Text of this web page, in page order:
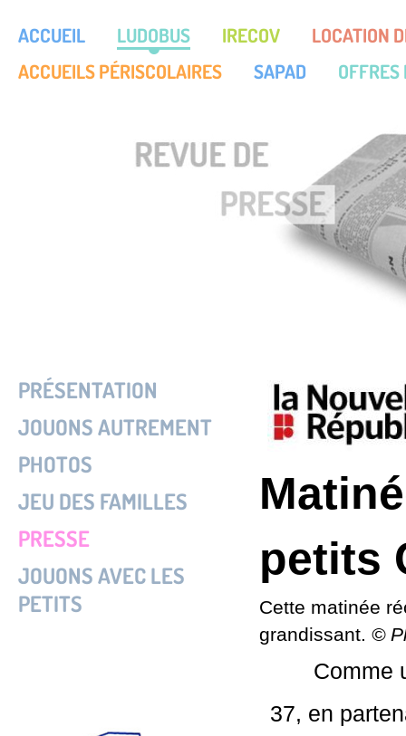
ACCUEIL LUDOBUS IRECOV
LOCATION
ACCUEILS PÉRISCOLAIRES
SAPAD OFFRES
PRÉSENTATION
JOUONS AUTREMENT
PHOTOS
JEU DES FAMILLES
PRESSE
JOUONS AVEC LES
PETITS
petits
Cette matinée
grandissant. ©
Comme
37, en